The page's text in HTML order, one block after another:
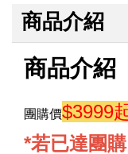
商品介紹
商品介紹
團購價$3999
*若已達團